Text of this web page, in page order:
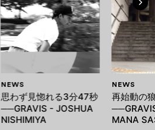
NEWS
思わず見惚れる3分47秒
──GRAVIS - JOSHUA
NISHIMIYA
NEWS
再始動の
MANA